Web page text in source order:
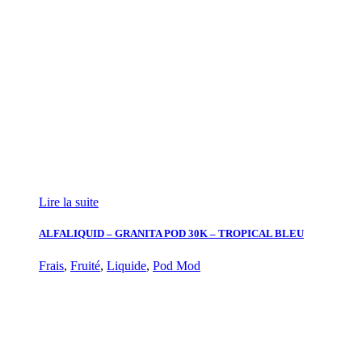
Lire la suite
ALFALIQUID – GRANITA POD 30K – TROPICAL BLEU
Frais, Fruité, Liquide, Pod Mod